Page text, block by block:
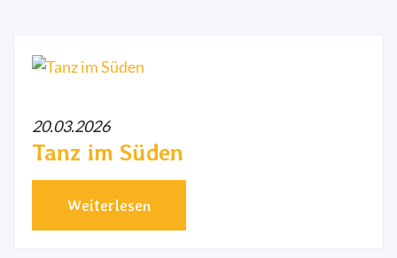
20.03.2026
Tanz im Süden
Weiterlesen